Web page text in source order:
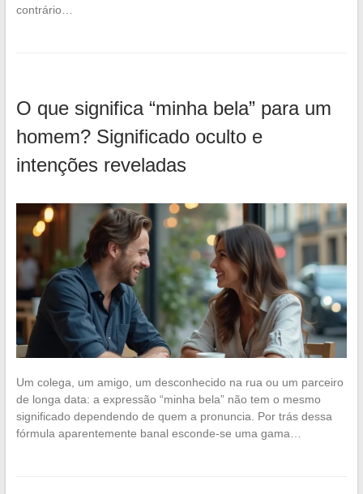
contrário…
O que significa “minha bela” para um
homem? Significado oculto e
intenções reveladas
Um colega, um amigo, um desconhecido na rua ou um parceiro
de longa data: a expressão “minha bela” não tem o mesmo
significado dependendo de quem a pronuncia. Por trás dessa
fórmula aparentemente banal esconde-se uma gama…